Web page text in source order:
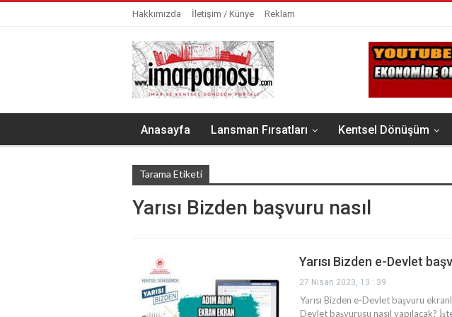
Hakkımızda İletişim / Künye Reklam
Anasayfa Lansman Fırsatları Kentsel Dönüşüm
Tarama Etiketi
Yarısı Bizden başvuru nasıl
Yarısı Bizden e-Devlet
27 Nisan 2023, 13 : 39
Yarısı Bizden e-Devlet başvuru
Devlet başvurusu nasıl yapılacak?